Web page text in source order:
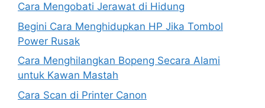
Cara Mengobati Jerawat di Hidung
Begini Cara Menghidupkan HP Jika Tombol
Power Rusak
Cara Menghilangkan Bopeng Secara Alami
untuk Kawan Mastah
Cara Scan di Printer Canon